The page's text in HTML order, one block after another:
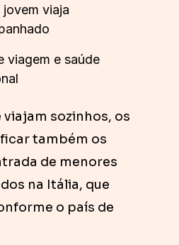
viaja
viagem e saúde
viajam sozinhos, os
também os
de menores
na Itália, que
o país de